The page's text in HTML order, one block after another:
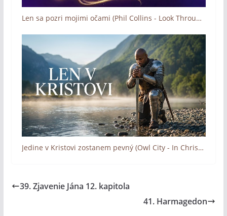
Len sa pozri mojimi očami (Phil Collins - Look Through My Eyes)
Jedine v Kristovi zostanem pevný (Owl City - In Christ alone I stand)
39. Zjavenie Jána 12. kapitola
41. Harmagedon